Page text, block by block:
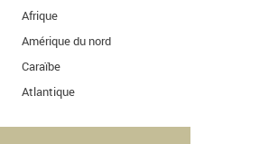
Afrique
Amérique du nord
Caraïbe
Atlantique